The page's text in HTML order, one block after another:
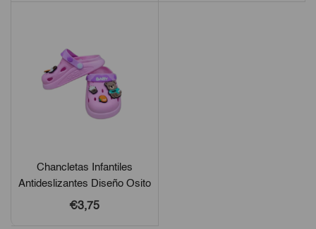
Chancletas Infantiles
Antideslizantes Diseño Osito
€3,75